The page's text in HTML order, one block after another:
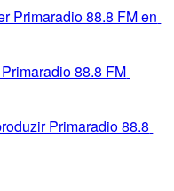
Primaradio 88.8 FM en
88.8 FM
Primaradio 88.8